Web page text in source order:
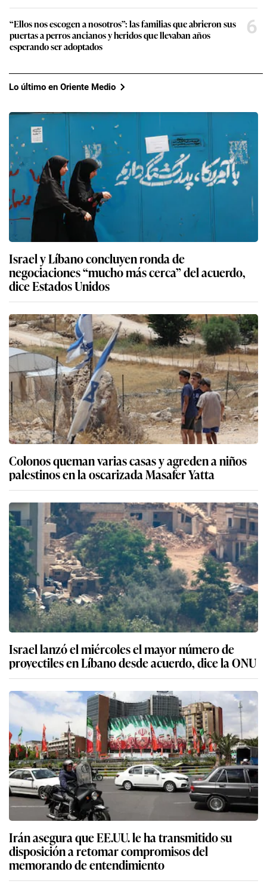
“Ellos nos escogen a nosotros”: las familias que abrieron sus
puertas a perros ancianos y heridos que llevaban años
esperando ser adoptados
6
Lo último en Oriente Medio
Israel y Líbano concluyen ronda de
negociaciones “mucho más cerca” del acuerdo,
dice Estados Unidos
Colonos queman varias casas y agreden a niños
palestinos en la oscarizada Masafer Yatta
Israel lanzó el miércoles el mayor número de
proyectiles en Líbano desde acuerdo, dice la ONU
Irán asegura que EE.UU. le ha transmitido su
disposición a retomar compromisos del
memorando de entendimiento